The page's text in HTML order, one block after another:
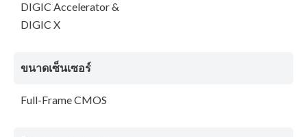
DIGIC Accelerator &
DIGIC X
ขนาดเซ็นเซอร์
Full-Frame CMOS